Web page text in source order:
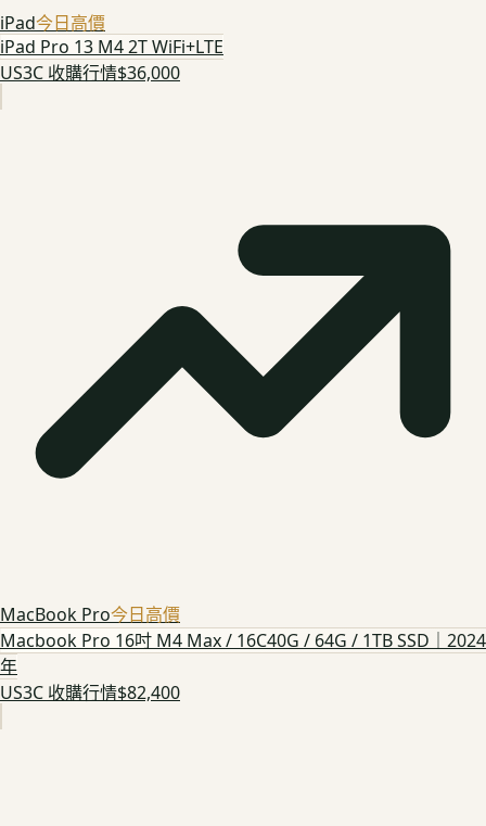
iPad今日高價
iPad Pro 13 M4 2T WiFi+LTE
US3C 收購行情$36,000
MacBook Pro今日高價
Macbook Pro 16吋 M4 Max / 16C40G / 64G / 1TB SSD｜2024
年
US3C 收購行情$82,400